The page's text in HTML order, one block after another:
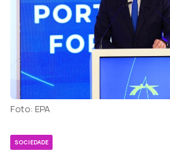
Foto: EPA
SOCIEDADE